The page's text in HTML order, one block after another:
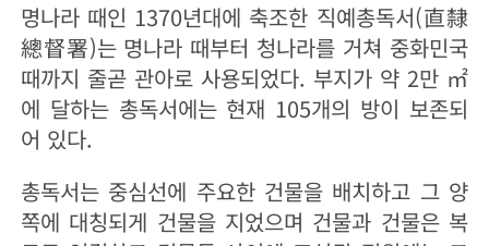
명나라 때인 1370년대에 축조한 직예총독서(直隸
總督署)는 명나라 때부터 청나라를 거쳐 중화민국
때까지 줄곧 관아로 사용되었다. 부지가 약 2만 ㎡
에 달하는 총독서에는 현재 105개의 방이 보존되
어 있다.
총독서는 중심선에 주요한 건물을 배치하고 그 양
쪽에 대칭되게 건물을 지었으며 건물과 건물은 복